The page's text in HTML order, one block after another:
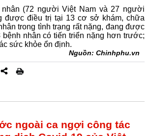
(72 người Việt Nam và 27 người
được điều trị tại 13 cơ sở khám, chữa
trong tình trạng rất nặng, đang được
nhân có tiến triển nặng hơn trước;
sức khỏe ổn định.
Nguồn: Chinhphu.vn
ngoài ca ngợi công tác